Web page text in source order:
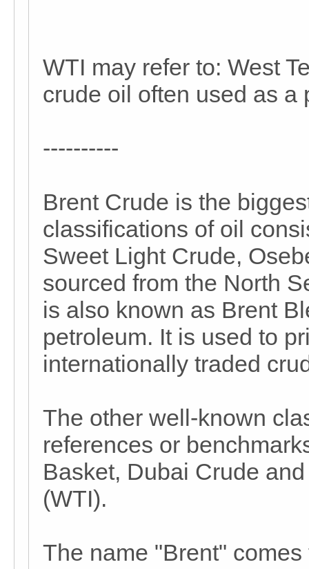
WTI may refer to: West
crude oil often used as a
----------
Brent Crude is the
classifications of oil
Sweet Light Crude,
sourced from the North
is also known as Brent
petroleum. It is used to
internationally traded
The other well-known
references or
Basket, Dubai Crude
(WTI).
The name "Brent"